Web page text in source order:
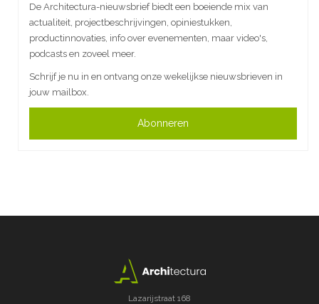
De Architectura-nieuwsbrief biedt een boeiende mix van
actualiteit, projectbeschrijvingen, opiniestukken,
productinnovaties, info over evenementen, maar video's,
podcasts en zoveel meer.
Schrijf je nu in en ontvang onze wekelijkse nieuwsbrieven in
jouw mailbox.
Abonneren
Lazarijstraat 168